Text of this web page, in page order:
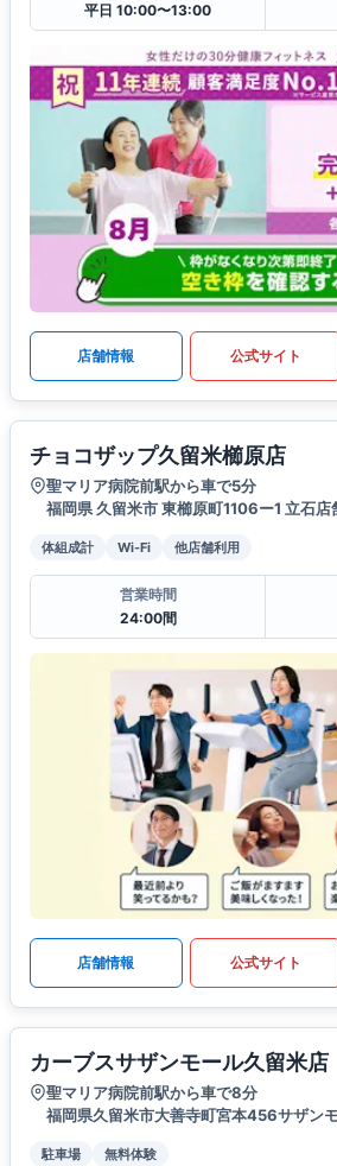
平日 10:00〜13:00
店舗情報 公式サイト
チョコザップ久留米櫛原店
聖マリア病院前駅から車で5分
福岡県 久留米市 東櫛原町1106ー1 立石店
体組成計 Wi-Fi 他店舗利用
営業時間
24:00間
店舗情報 公式サイト
カーブスサザンモール久留米店
聖マリア病院前駅から車で8分
福岡県久留米市大善寺町宮本456サザン
駐車場 無料体験